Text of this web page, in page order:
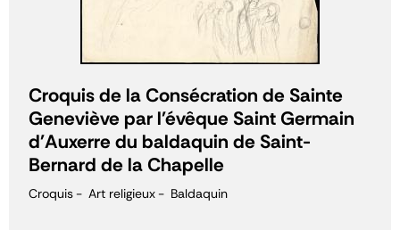
Croquis de la Consécration de Sainte
Geneviève par l'évêque Saint Germain
d'Auxerre du baldaquin de Saint-
Bernard de la Chapelle
Croquis Art religieux Baldaquin